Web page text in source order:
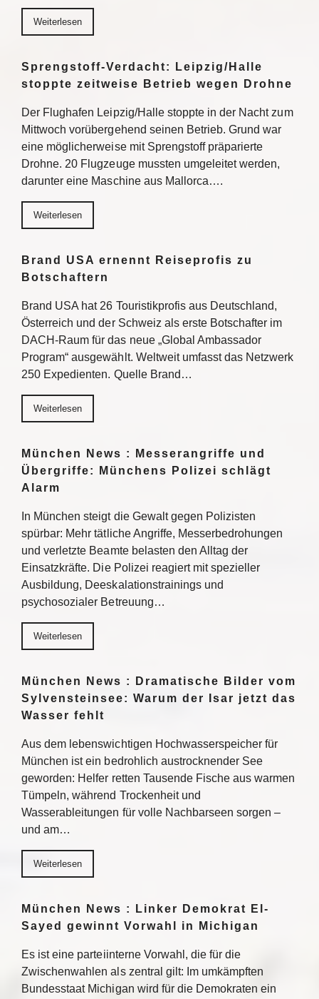
Weiterlesen
Sprengstoff-Verdacht: Leipzig/Halle
stoppte zeitweise Betrieb wegen Drohne
Der Flughafen Leipzig/Halle stoppte in der Nacht zum
Mittwoch vorübergehend seinen Betrieb. Grund war
eine möglicherweise mit Sprengstoff präparierte
Drohne. 20 Flugzeuge mussten umgeleitet werden,
darunter eine Maschine aus Mallorca….
Weiterlesen
Brand USA ernennt Reiseprofis zu
Botschaftern
Brand USA hat 26 Touristikprofis aus Deutschland,
Österreich und der Schweiz als erste Botschafter im
DACH-Raum für das neue „Global Ambassador
Program“ ausgewählt. Weltweit umfasst das Netzwerk
250 Expedienten. Quelle Brand…
Weiterlesen
München News : Messerangriffe und
Übergriffe: Münchens Polizei schlägt
Alarm
In München steigt die Gewalt gegen Polizisten
spürbar: Mehr tätliche Angriffe, Messerbedrohungen
und verletzte Beamte belasten den Alltag der
Einsatzkräfte. Die Polizei reagiert mit spezieller
Ausbildung, Deeskalationstrainings und
psychosozialer Betreuung…
Weiterlesen
München News : Dramatische Bilder vom
Sylvensteinsee: Warum der Isar jetzt das
Wasser fehlt
Aus dem lebenswichtigen Hochwasserspeicher für
München ist ein bedrohlich austrocknender See
geworden: Helfer retten Tausende Fische aus warmen
Tümpeln, während Trockenheit und
Wasserableitungen für volle Nachbarseen sorgen –
und am…
Weiterlesen
München News : Linker Demokrat El-
Sayed gewinnt Vorwahl in Michigan
Es ist eine parteiinterne Vorwahl, die für die
Zwischenwahlen als zentral gilt: Im umkämpften
Bundesstaat Michigan wird für die Demokraten ein